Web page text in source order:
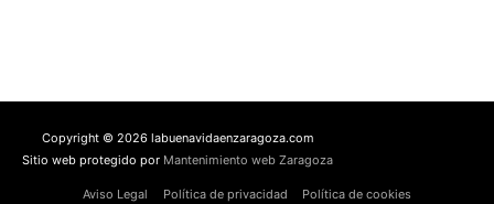
Copyright © 2026 labuenavidaenzaragoza.com
Sitio web protegido por Mantenimiento web Zaragoza
Aviso Legal Política de privacidad
Política de cookies